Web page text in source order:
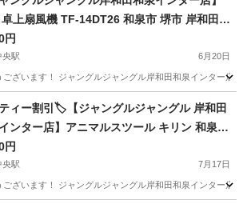
上扇風機 TF-14DT26 和泉市 堺市 岸和田市
市 高石市 泉北郡熊取町
円
央駅 6月20日
ざいます！ ジャングルジャングル岸和田和泉インター
季節、空調家電 ジャングル
ィー割引🏷️【ジャングルジャングル 岸和田
ンター店】アニマルスツール キリン 和泉市
和田市 泉大津市 高石市 泉北郡熊取町
円
央駅 7月17日
ございます！ ジャングルジャングル岸和田和泉インター